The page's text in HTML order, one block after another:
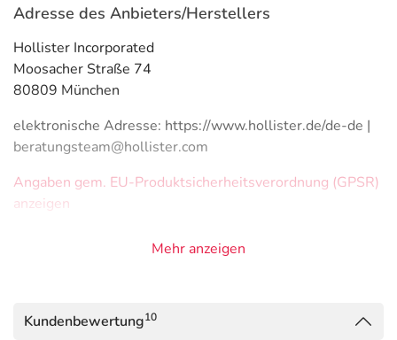
Adresse des Anbieters/Herstellers
Hollister Incorporated
Moosacher Straße 74
80809 München
elektronische Adresse: https://www.hollister.de/de-de |
beratungsteam@hollister.com
Angaben gem. EU-Produktsicherheitsverordnung (GPSR)
anzeigen
Mehr anzeigen
Kundenbewertung10